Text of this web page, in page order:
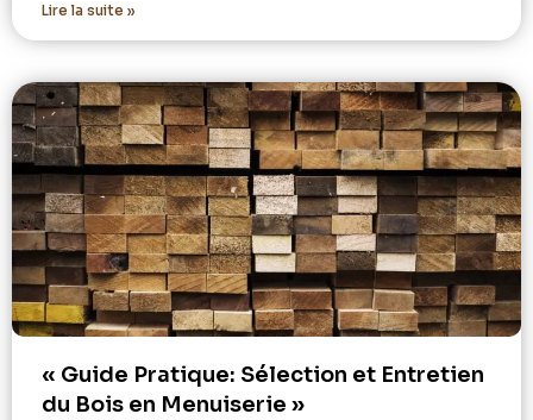
Lire la suite »
« Guide Pratique: Sélection et Entretien
du Bois en Menuiserie »